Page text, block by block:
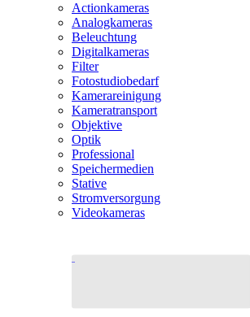
Actionkameras
Analogkameras
Beleuchtung
Digitalkameras
Filter
Fotostudiobedarf
Kamerareinigung
Kameratransport
Objektive
Optik
Professional
Speichermedien
Stative
Stromversorgung
Videokameras